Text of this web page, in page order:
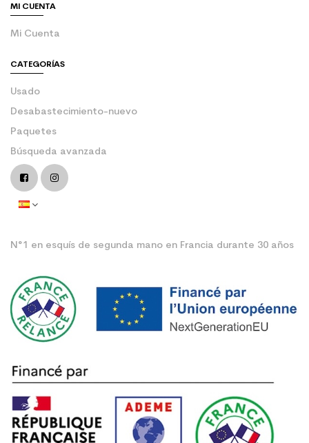
MI CUENTA
Mi Cuenta
CATEGORÍAS
Usado
Desabastecimiento-nuevo
Paquetes
Búsqueda avanzada
N°1 en esquís de segunda mano en Francia durante 30 años